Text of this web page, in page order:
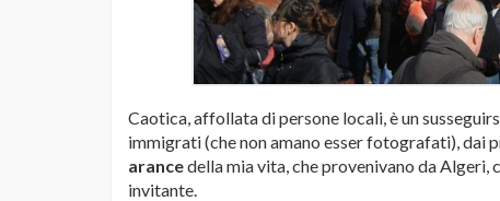
Caotica, affollata di persone locali, è un
immigrati (che non amano esser fotografati), dai
arancedella mia vita, che provenivano da Algeri,
invitante.